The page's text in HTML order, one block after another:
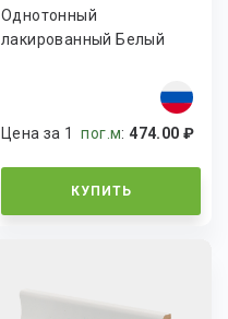
Однотонный
лакированный Белый
Цена за 1пог.м:474.00 ₽
КУПИТЬ